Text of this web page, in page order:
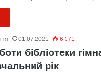
01.07.2021 6 371
бібліотеки
рік